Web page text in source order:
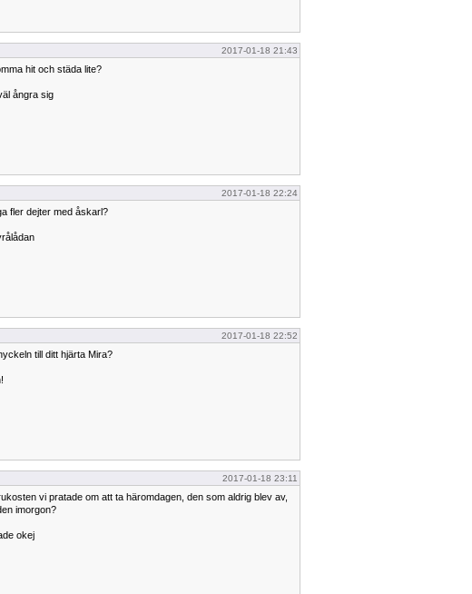
2017-01-18 21:43
hit och städa lite?
ångra sig
2017-01-18 22:24
fler dejter med åskarl?
2017-01-18 22:52
till ditt hjärta Mira?
2017-01-18 23:11
vi pratade om att ta häromdagen, den som aldrig blev av,
imorgon?
okej